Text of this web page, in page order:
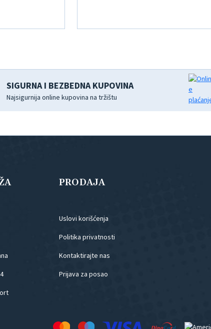
SIGURNA I BEZBEDNA KUPOVINA
Najsigurnija online kupovina na tržištu
PRODAJA
Uslovi korišćenja
Politika privatnosti
Kontaktirajte nas
Prijava za posao